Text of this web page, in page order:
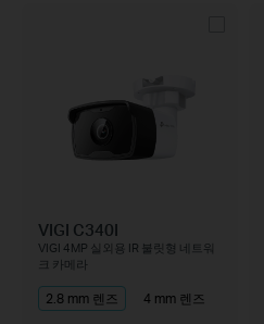
VIGI C340I
VIGI 4MP 실외용 IR 불릿형 네트워
크 카메라
2.8 mm 렌즈 4 mm 렌즈